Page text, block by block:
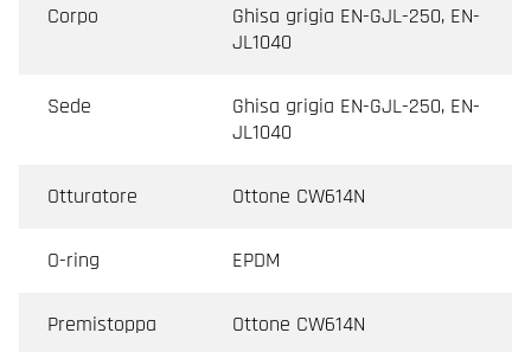
Corpo
Ghisa grigia EN-GJL-250, EN-
JL1040
Sede
Ghisa grigia EN-GJL-250, EN-
JL1040
Otturatore Ottone CW614N
O-ring EPDM
Premistoppa Ottone CW614N